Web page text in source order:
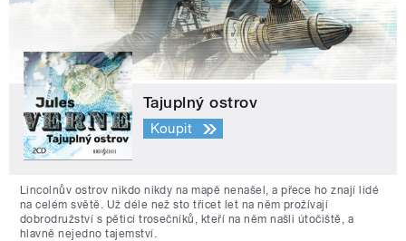
Tajuplný ostrov
Koupit
Lincolnův ostrov nikdo nikdy na mapě nenašel, a přece ho znají lidé
na celém světě. Už déle než sto třicet let na něm prožívají
dobrodružství s pěticí trosečníků, kteří na něm našli útočiště, a
hlavně nejedno tajemství.